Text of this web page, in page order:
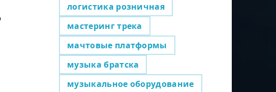
логистика розничная
мастеринг трека
мачтовые платформы
музыка братска
музыкальное оборудование